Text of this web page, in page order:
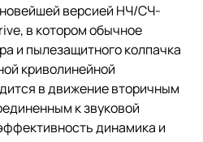
версией НЧ/СЧ-
в котором обычное
и пылезащитного колпачка
криволинейной
в движение вторичным
к звуковой
динамика и